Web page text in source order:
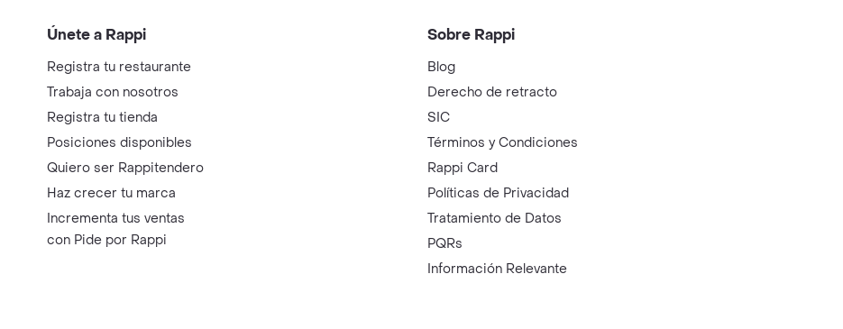
Únete a Rappi
Registra tu restaurante
Trabaja con nosotros
Registra tu tienda
Posiciones disponibles
Quiero ser Rappitendero
Haz crecer tu marca
Incrementa tus ventas
con Pide por Rappi
Sobre Rappi
Blog
Derecho de retracto
SIC
Términos y Condiciones
Rappi Card
Políticas de Privacidad
Tratamiento de Datos
PQRs
Información Relevante